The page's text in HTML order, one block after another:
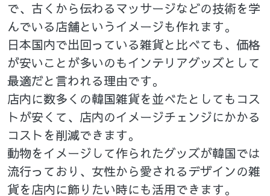
で、古くから伝わるマッサージなどの技術を学
んでいる店舗というイメージも作れます。
日本国内で出回っている雑貨と比べても、価格
が安いことが多いのもインテリアグッズとして
最適だと言われる理由です。
店内に数多くの韓国雑貨を並べたとしてもコス
トが安くて、店内のイメージチェンジにかかる
コストを削減できます。
動物をイメージして作られたグッズが韓国では
流行っており、女性から愛されるデザインの雑
貨を店内に飾りたい時にも活用できます。